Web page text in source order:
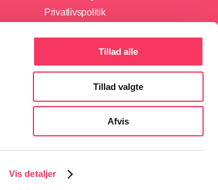
Vis detaljer
Tillad alle
Tillad valgte
Afvis
Privatlivspolitik